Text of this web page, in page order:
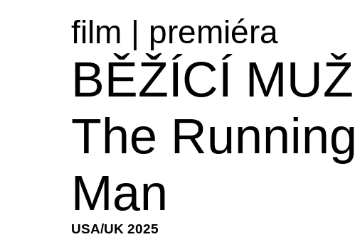
film | premiéra
BĚŽÍCÍ MUŽ
The Running
Man
USA/UK 2025